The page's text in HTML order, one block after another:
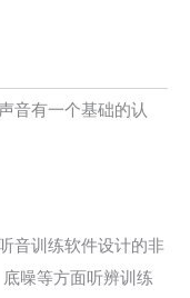
音有一个基础的认
音训练软件设计的非
噪等方面听辨训练